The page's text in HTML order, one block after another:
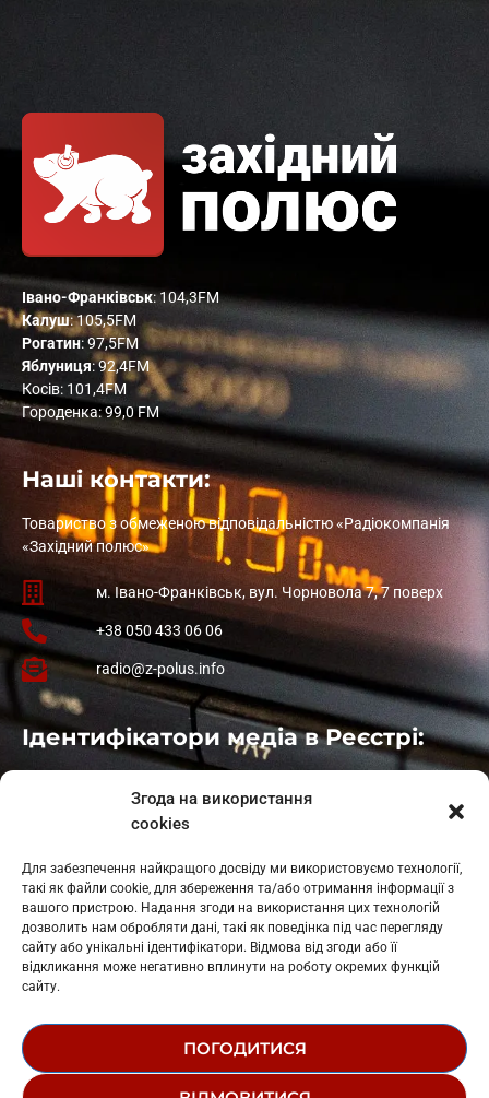
Згода на використання
cookies
Для забезпечення найкращого досвіду ми використовуємо технології,
такі як файли cookie, для збереження та/або отримання інформації з
вашого пристрою. Надання згоди на використання цих технологій
дозволить нам обробляти дані, такі як поведінка під час перегляду
сайту або унікальні ідентифікатори. Відмова від згоди або її
відкликання може негативно вплинути на роботу окремих функцій
сайту.
ПОГОДИТИСЯ
Івано-Франківськ: 104,3FM
Калуш: 105,5FM
Рогатин: 97,5FM
Яблуниця: 92,4FM
Косів: 101,4FM
Городенка: 99,0 FM
Наші контакти:
Товариство з обмеженою відповідальністю «Радіокомпанія
«Західний полюс»
м. Івано-Франківськ, вул. Чорновола 7, 7 поверх
+38 050 433 06 06
radio@z-polus.info
Ідентифікатори медіа в Реєстрі:
: L11-01410
: L11-01801
Косів: L11-01805
Гарасимів: L11-02274
© 1995-2026 РК «ЗАХІДНИЙ ПОЛЮС»